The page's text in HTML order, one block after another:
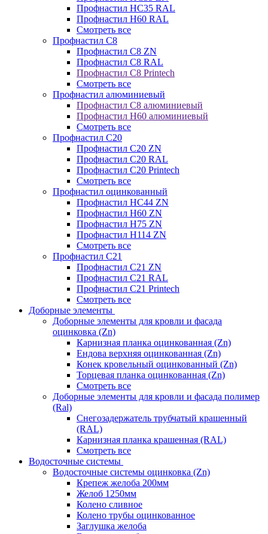
Профнастил НС35 RAL
Профнастил Н60 RAL
Смотреть все
Профнастил C8
Профнастил С8 ZN
Профнастил С8 RAL
Профнастил С8 Printech
Смотреть все
Профнастил алюминиевый
Профнастил С8 алюминиевый
Профнастил Н60 алюминиевый
Смотреть все
Профнастил C20
Профнастил С20 ZN
Профнастил С20 RAL
Профнастил С20 Printech
Смотреть все
Профнастил оцинкованный
Профнастил НС44 ZN
Профнастил Н60 ZN
Профнастил Н75 ZN
Профнастил Н114 ZN
Смотреть все
Профнастил C21
Профнастил С21 ZN
Профнастил С21 RAL
Профнастил С21 Printech
Смотреть все
Доборные элементы
Доборные элементы для кровли и фасада
оцинковка (Zn)
Карнизная планка оцинкованная (Zn)
Ендова верхняя оцинкованная (Zn)
Конек кровельный оцинкованный (Zn)
Торцевая планка оцинкованная (Zn)
Смотреть все
Доборные элементы для кровли и фасада полимер
(Ral)
Снегозадержатель трубчатый крашенный
(RAL)
Карнизная планка крашенная (RAL)
Смотреть все
Водосточные системы
Водосточные системы оцинковка (Zn)
Крепеж желоба 200мм
Желоб 1250мм
Колено сливное
Колено трубы оцинкованное
Заглушка желоба